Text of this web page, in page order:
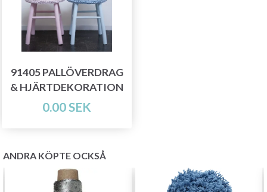
91405 PALLÖVERDRAG
& HJÄRTDEKORATION
0.00 SEK
ANDRA KÖPTE OCKSÅ